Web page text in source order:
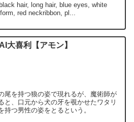
hair, long hair, blue eyes, white
red neckribbon, pl...
AI大喜利【アモン】
尾を持つ狼の姿で現れるが、魔術師が
と、口元から犬の牙を覗かせたワタリ
つ男性の姿をとるという。